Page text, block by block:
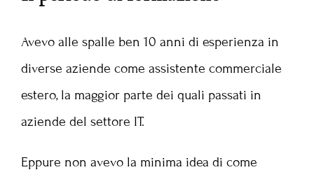
Avevo alle spalle ben 10 anni di esperienza in
diverse aziende come assistente commerciale
estero, la maggior parte dei quali passati in
aziende del settore IT.
Eppure non avevo la minima idea di come